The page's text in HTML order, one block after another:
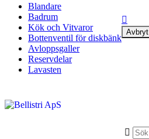
Blandare
Badrum
Kök och Vitvaror
Bottenventil för diskbänk
Avloppsgaller
Reservdelar
Lavasten


Avbryt